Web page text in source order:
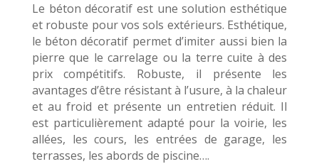
Le béton décoratif est une solution esthétique
et robuste pour vos sols extérieurs. Esthétique,
le béton décoratif permet d’imiter aussi bien la
pierre que le carrelage ou la terre cuite à des
prix compétitifs. Robuste, il présente les
avantages d’être résistant à l’usure, à la chaleur
et au froid et présente un entretien réduit. Il
est particulièrement adapté pour la voirie, les
allées, les cours, les entrées de garage, les
terrasses, les abords de piscine….